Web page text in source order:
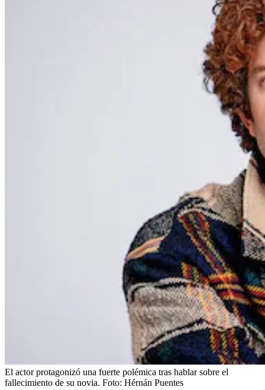
El actor protagonizó una fuerte polémica tras hablar sobre el
fallecimiento de su novia. Foto: Hérnán Puentes